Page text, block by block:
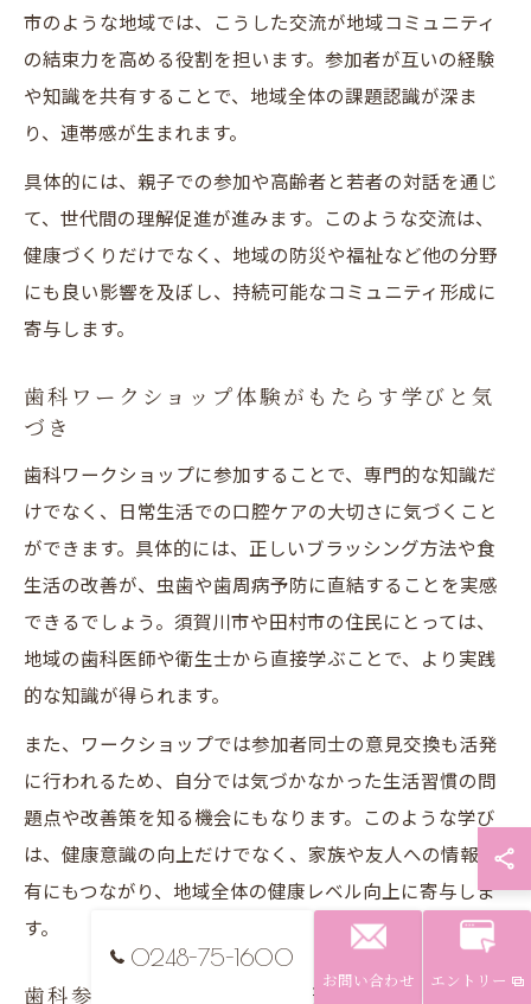
市のような地域では、こうした交流が地域コミュニティ
の結束力を高める役割を担います。参加者が互いの経験
や知識を共有することで、地域全体の課題認識が深ま
り、連帯感が生まれます。
具体的には、親子での参加や高齢者と若者の対話を通じ
て、世代間の理解促進が進みます。このような交流は、
健康づくりだけでなく、地域の防災や福祉など他の分野
にも良い影響を及ぼし、持続可能なコミュニティ形成に
寄与します。
歯科ワークショップ体験がもたらす学びと気
づき
歯科ワークショップに参加することで、専門的な知識だ
けでなく、日常生活での口腔ケアの大切さに気づくこと
ができます。具体的には、正しいブラッシング方法や食
生活の改善が、虫歯や歯周病予防に直結することを実感
できるでしょう。須賀川市や田村市の住民にとっては、
地域の歯科医師や衛生士から直接学ぶことで、より実践
的な知識が得られます。
また、ワークショップでは参加者同士の意見交換も活発
に行われるため、自分では気づかなかった生活習慣の問
題点や改善策を知る機会にもなります。このような学び
は、健康意識の向上だけでなく、家族や友人への情報共
有にもつながり、地域全体の健康レベル向上に寄与しま
す。
歯科参加を通じて広がる自己成長と地域貢献
0248-75-1600
お問い合わせ エントリー